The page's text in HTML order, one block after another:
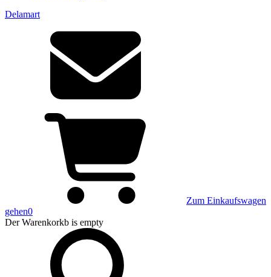
Delamart
Zum Einkaufswagen
gehen0
Der Warenkorkb is empty